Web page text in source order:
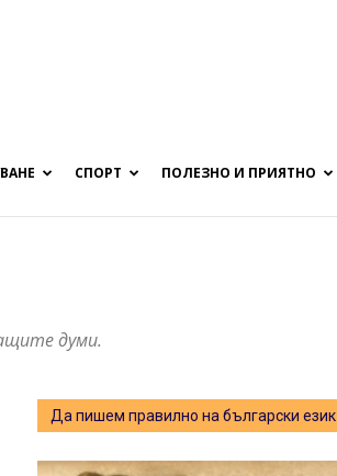
СПОРТ ПОЛЕЗНО И ПРИЯТНО
думи.
Да пишем правилно на български език